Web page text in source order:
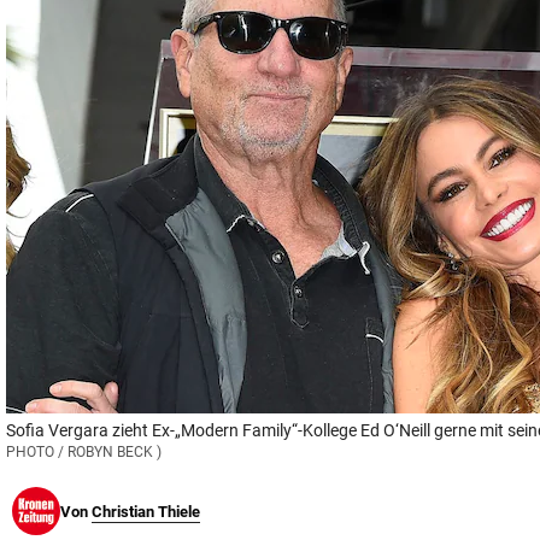
© Krone Multimedia GmbH & Co KG 2026
Muthgasse 2, 1190 Wien
Sofia Vergara zieht Ex-„Modern Family“-Kollege Ed O‘Neill gerne mit
PHOTO / ROBYN BECK )
Von Christian Thiele